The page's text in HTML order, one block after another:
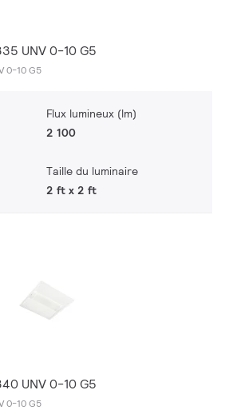
UNV 0-10 G5
0-10 G5
Flux lumineux (lm)
2 100
Taille du luminaire
2 ft x 2 ft
UNV 0-10 G5
0-10 G5